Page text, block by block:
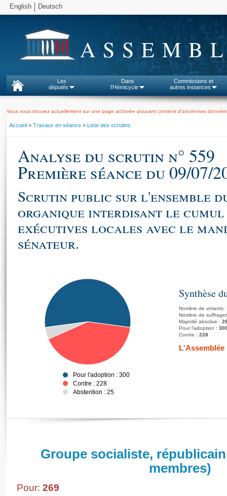
English Deutsch
Les
députés
Dans
l'Hémicycle
Commissions et
autres instances
Vous vous trouvez actuellement sur une page archivée pouvant contenir d'anciennes
Accueil > Travaux en séance > Liste des scrutins
Analyse du scrutin n° 559
Première séance du 09/07/
Scrutin public sur l'ensemble
organique interdisant le
exécutives locales avec le
sénateur.
Pour l'adoption : 300
Contre : 228
Abstention : 25
Synthèse
Nombre de votants
Nombre de
Majorité absolue :
Pour l'adoption :
Contre : 228
L'Assemblée
Groupe socialiste,
membres)
Pour: 269